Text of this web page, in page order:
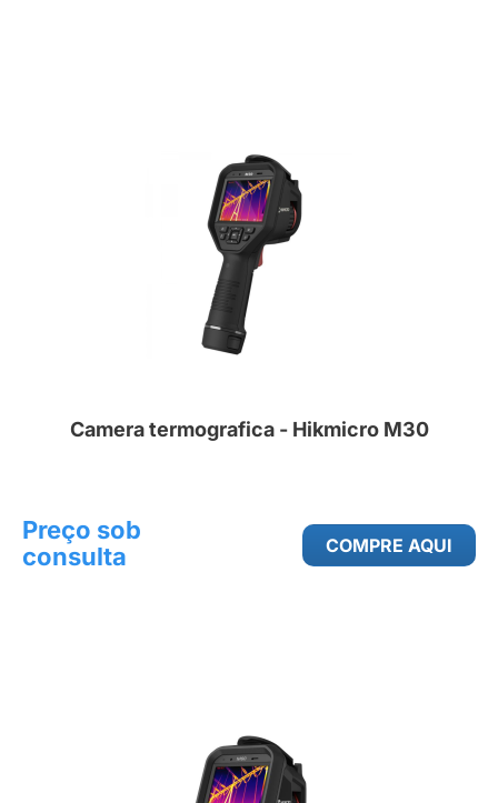
Camera termografica - Hikmicro M30
Preço sob
consulta
COMPRE AQUI